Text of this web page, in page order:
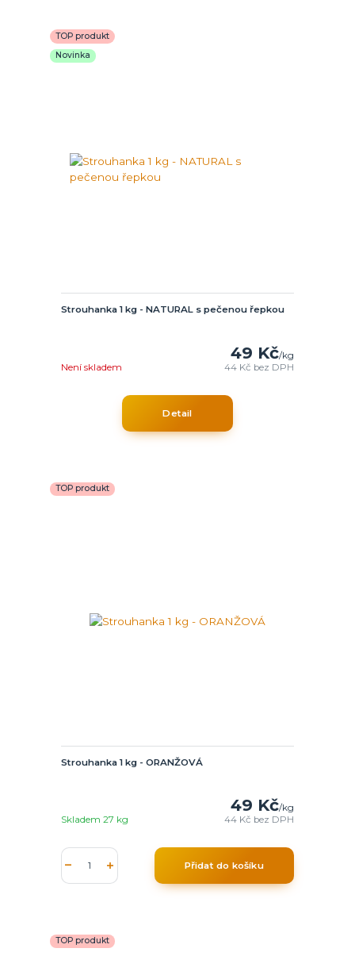
TOP produkt
Novinka
Strouhanka 1 kg - NATURAL s pečenou řepkou
49 Kč/kg
44 Kč bez DPH
Není skladem
Detail
TOP produkt
Strouhanka 1 kg - ORANŽOVÁ
49 Kč/kg
44 Kč bez DPH
Skladem 27 kg
Přidat do košíku
TOP produkt